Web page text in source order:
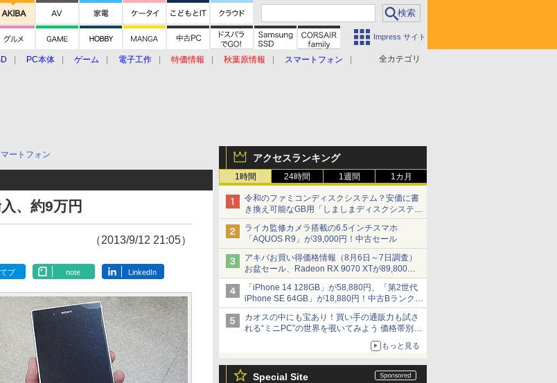
Impress サイト
全カテゴリ
PC本体 ゲーム 電子工作 特価情報 秋葉原情報
スマートフォン
アクセスランキング
1時間 24時間 1週間 1カ月
令和のファミコンディスクシステム？安価に書
き換え可能なGB用「しましまディスクシステ
ム」
ライカ監修カメラ搭載の6.5インチスマホ
「AQUOS R9」が39,000円！中古セール
アキバお買い得価格情報（8月6日～7日調査）
お盆セール、Radeon RX 9070 XTが89,800
円、水平周波数24.8kHz対応の17型モニターが
9,801円、暑さ指数連動セール ほか
「iPhone 14 128GB」が58,880円、「第2世代
iPhone SE 64GB」が18,880円！中古Bランク品
セール
カオスの中にも宝あり！買い手の通販力も試さ
れる“ミニPC”の世界を覗いてみよう 価格帯別に
仕様や特徴を整理、11製品をピックアップ text
もっと見る
Special Site
ートフォン
、約9万円
（2013/9/12 21:05）
ブ note LinkedIn